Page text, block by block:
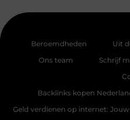
Beroemdheden Uit
Ons team
Schrijf
Backlinks kopen
Geld verdienen op internet: